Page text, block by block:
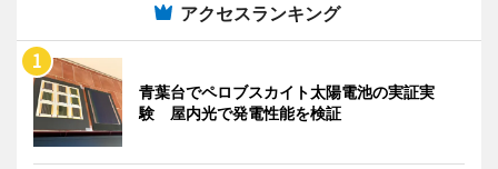
アクセスランキング
青葉台でペロブスカイト太陽電池の実証実
験 屋内光で発電性能を検証